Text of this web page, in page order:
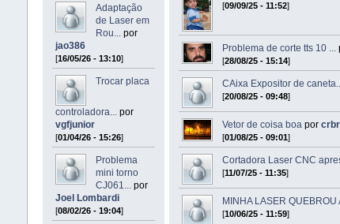
Adaptação
de Laser em
Rou...
por
jao386
[16/05/26 - 13:10]
Trocar placa
controladora...
por
vgfjunior
[01/04/26 - 15:26]
Problema
mini torno
CJ061...
por
Joel Lombardi
[08/02/26 - 19:04]
[09/09/25 - 11:52]
Problema de corte tts 10 ...
[28/08/25 - 15:14]
CAixa Expositor de
[20/08/25 - 09:48]
Vetor de coisa boa porcrbr
[01/08/25 - 09:01]
Cortadora Laser CNC
[11/07/25 - 11:35]
MINHA LASER QUEBROU
[10/06/25 - 11:59]